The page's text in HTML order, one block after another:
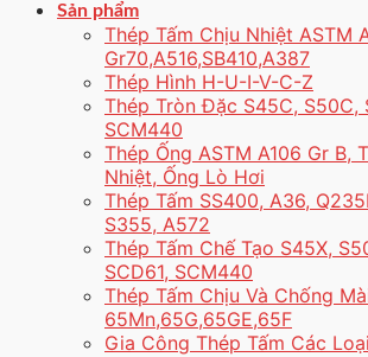
Sản phẩm
Thép Tấm Chịu Nhiệt ASTM
Gr70,A516,SB410,A387
Thép Hình H-U-I-V-C-Z
Thép Tròn Đặc S45C, S50C,
SCM440
Thép Ống ASTM A106 Gr B,
Nhiệt, Ống Lò Hơi
Thép Tấm SS400, A36,
S355, A572
Thép Tấm Chế Tạo S45X,
SCD61, SCM440
Thép Tấm Chịu Và Chống
65Mn,65G,65GE,65F
Gia Công Thép Tấm Các Loại